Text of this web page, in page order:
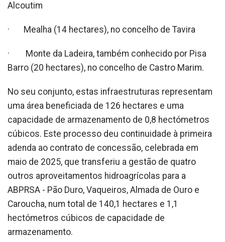
Alcoutim
· Mealha (14 hectares), no concelho de Tavira
· Monte da Ladeira, também conhecido por Pisa
Barro (20 hectares), no concelho de Castro Marim.
No seu conjunto, estas infraestruturas representam
uma área beneficiada de 126 hectares e uma
capacidade de armazenamento de 0,8 hectómetros
cúbicos. Este processo deu continuidade à primeira
adenda ao contrato de concessão, celebrada em
maio de 2025, que transferiu a gestão de quatro
outros aproveitamentos hidroagrícolas para a
ABPRSA - Pão Duro, Vaqueiros, Almada de Ouro e
Caroucha, num total de 140,1 hectares e 1,1
hectómetros cúbicos de capacidade de
armazenamento.